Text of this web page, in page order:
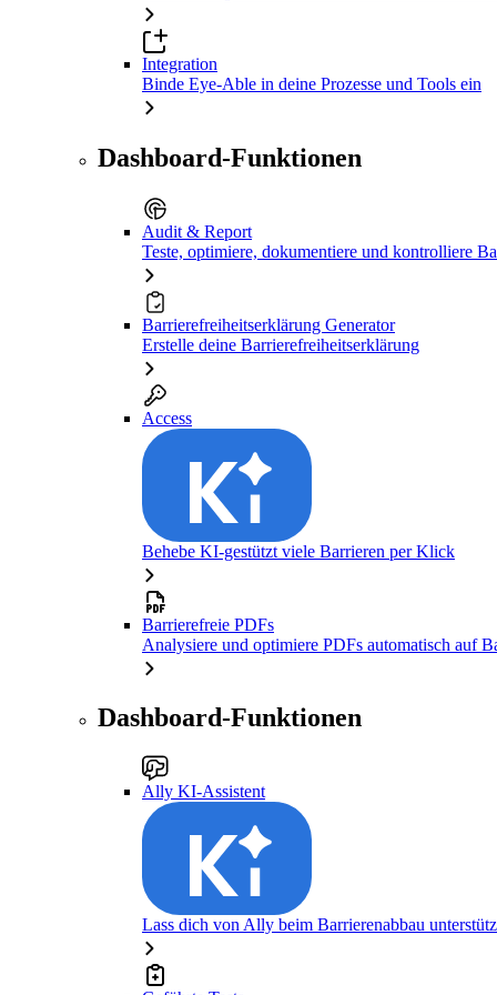
Integration
Binde Eye-Able in deine Prozesse und Tools ein
Dashboard-Funktionen
Audit & Report
Teste, optimiere, dokumentiere und kontrolliere
Barrierefreiheitserklärung Generator
Erstelle deine Barrierefreiheitserklärung
Access
Behebe KI-gestützt viele Barrieren per Klick
Barrierefreie PDFs
Analysiere und optimiere PDFs automatisch auf
Dashboard-Funktionen
Ally KI-Assistent
Lass dich von Ally beim Barrierenabbau